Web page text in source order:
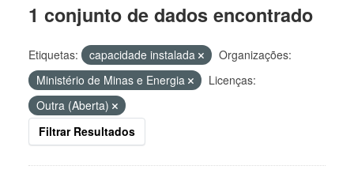
1 conjunto de dados encontrado
Etiquetas: capacidade instalada
Organizações:
Ministério de Minas e Energia
Licenças:
Outra (Aberta)
Filtrar Resultados